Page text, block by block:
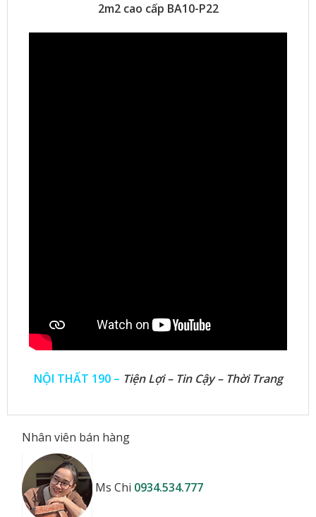
2m2 cao cấp BA10-P22
NỘI THẤT 190 – Tiện Lợi – Tin Cậy – Thời Trang
Nhân viên bán hàng
Ms Chi 0934.534.777